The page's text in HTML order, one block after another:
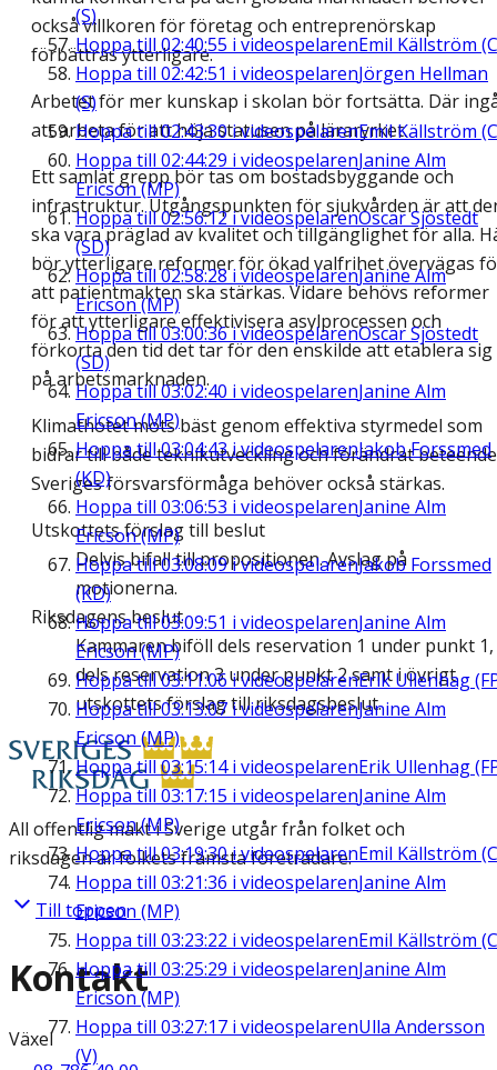
(S)
Hoppa till 02:40:55 i videospelarenEmil Källström
Hoppa till 02:42:51 i videospelarenJörgen Hellman
(S)
Hoppa till02:43:30i videospelarenEmil Källström
Hoppa till 02:44:29 i videospelarenJanine Alm
Ericson (MP)
Hoppa till02:56:12i videospelarenOscar Sjöstedt
(SD)
Hoppa till02:58:28i videospelarenJanine Alm
Ericson (MP)
Hoppa till03:00:36i videospelarenOscar Sjöstedt
(SD)
Hoppa till03:02:40 i videospelarenJanine Alm
Ericson (MP)
Hoppa till03:04:43i videospelarenJakob Forssmed
(KD)
Hoppa till 03:06:53 i videospelarenJanine Alm
Ericson (MP)
Hoppa till03:08:09i videospelarenJakob Forssmed
(KD)
Hoppa till03:09:51 i videospelarenJanine Alm
Ericson (MP)
Hoppa till03:11:06i videospelarenErik Ullenhag
Hoppa till03:13:07i videospelarenJanine Alm
Ericson (MP)
Hoppa till03:15:14i videospelarenErik Ullenhag
Hoppa till 03:17:15 i videospelarenJanine Alm
Ericson (MP)
Hoppa till03:19:30i videospelarenEmil Källström
Hoppa till 03:21:36 i videospelarenJanine Alm
Ericson (MP)
Hoppa till 03:23:22 i videospelarenEmil Källström
Hoppa till 03:25:29 i videospelarenJanine Alm
Ericson (MP)
Hoppa till 03:27:17 i videospelarenUlla Andersson
(V)
också villkoren för företag och entreprenörskap
förbättras ytterligare.
Arbetet för mer kunskap i skolan bör fortsätta. Där
att arbeta för att höja statusen på läraryrket.
Ett samlat grepp bör tas om bostadsbyggande och
infrastruktur. Utgångspunkten för sjukvården är att
ska vara präglad av kvalitet och tillgänglighet för alla.
bör ytterligare reformer för ökad valfrihet övervägas
att patientmakten ska stärkas. Vidare behövs reformer
för att ytterligare effektivisera asylprocessen och
förkorta den tid det tar för den enskilde att etablera sig
på arbetsmarknaden.
Klimathotet möts bäst genom effektiva styrmedel som
bidrar till både teknikutveckling och förändrat
Sveriges försvarsförmåga behöver också stärkas.
Utskottets förslag till beslut
Delvis bifall till propositionen. Avslag på
motionerna.
Riksdagens beslut
Kammaren biföll dels reservation 1 under punkt 1,
dels reservation 3 under punkt 2 samt i övrigt
utskottets förslag till riksdagsbeslut.
All offentlig makt i Sverige utgår från folket och
riksdagen är folkets främsta företrädare.
Till toppen
Kontakt
Växel